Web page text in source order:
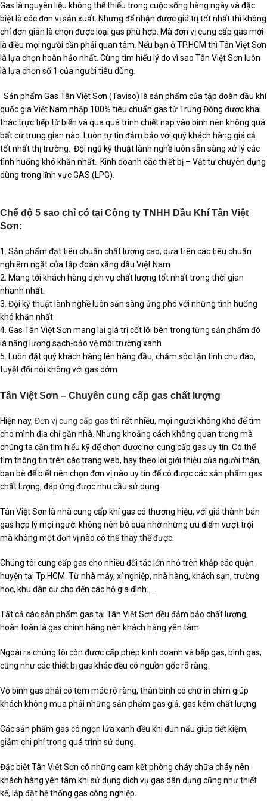
Gas là nguyên liệu không thể thiếu trong cuộc sống hàng ngày và đặc
biệt là các đơn vị sản xuất. Nhưng để nhận được giá trị tốt nhất thì không
chỉ đơn giản là chọn được loại gas phù hợp. Mà đơn vị cung cấp gas mới
là điều mọi người cần phải quan tâm. Nếu bạn ở TP.HCM thì Tân Việt Sơn
là lựa chọn hoàn hảo nhất. Cùng tìm hiểu lý do vì sao Tân Việt Sơn luôn
là lựa chọn số 1 của người tiêu dùng.
Sản phẩm Gas Tân Việt Sơn (Taviso) là sản phẩm của tập đoàn dầu khí
quốc gia Việt Nam nhập 100% tiêu chuẩn gas từ Trung Đông được khai
thác trực tiếp từ biển và qua quá trình chiết nạp vào bình nên không quá
bất cứ trung gian nào. Luôn tự tin đảm bảo với quý khách hàng giá cả
tốt nhất thị trường. Đội ngũ kỹ thuật lành nghề luôn sẵn sàng xử lý các
tình huống khó khăn nhất. Kinh doanh các thiết bị – Vật tư chuyên dụng
dùng trong lĩnh vực GAS (LPG).
Chế độ 5 sao chỉ có tại Công ty TNHH Dầu Khí Tân Việt
Sơn:
1. Sản phẩm đạt tiêu chuẩn chất lượng cao, dựa trên các tiêu chuẩn
nghiêm ngặt của tập đoàn xăng dầu Việt Nam
2. Mang tới khách hàng dịch vụ chất lượng tốt nhất trong thời gian
nhanh nhất.
3. Đội kỹ thuật lành nghề luôn sẵn sàng ứng phó với những tình huống
khó khăn nhất
4. Gas Tân Việt Sơn mang lại giá trị cốt lõi bên trong từng sản phẩm đó
là năng lượng sạch-bảo vệ môi trường xanh
5. Luôn đặt quý khách hàng lên hàng đầu, chăm sóc tận tình chu đáo,
tuyệt đối nói không với gas dởm
Tân Việt Sơn – Chuyên cung cấp gas chất lượng
Hiện nay, Đơn vị cung cấp gas thì rất nhiều, mọi người không khó để tìm
cho mình địa chỉ gần nhà. Nhưng khoảng cách không quan trọng mà
chúng ta cần tìm hiểu kỹ để chọn được nơi cung cấp gas uy tín. Có thể
tìm thông tin trên các trang web, hay theo lời giới thiệu của người thân,
bạn bè để biết nên chọn đơn vị nào uy tín để có được các sản phẩm gas
chất lượng, đáp ứng được nhu cầu sử dụng.
Tân Việt Sơn là nhà cung cấp khí gas có thương hiệu, với giá thành bán
gas hợp lý mọi người không nên bỏ qua nhờ những ưu điểm vượt trội
mà không một đơn vị nào có thể thay thế được.
Chúng tôi cung cấp gas cho nhiều đối tác lớn nhỏ trên khắp các quận
huyện tại Tp.HCM. Từ nhà máy, xí nghiệp, nhà hàng, khách sạn, trường
học, khu dân cư cho đến các hộ gia đình….
Tất cả các sản phẩm gas tại Tân Việt Sơn đều đảm bảo chất lượng,
hoàn toàn là gas chính hãng nên khách hàng yên tâm.
Ngoài ra chúng tôi còn được cấp phép kinh doanh và bếp gas, bình gas,
cũng như các thiết bị gas khác đều có nguồn gốc rõ ràng.
Vỏ bình gas phải có tem mác rõ ràng, thân bình có chữ in chìm giúp
khách không mua phải những sản phẩm gas giả, gas kém chất lượng.
Các sản phẩm gas có ngọn lửa xanh đều khi đun nấu giúp tiết kiệm,
giảm chi phí trong quá trình sử dụng.
Đặc biệt Tân Việt Sơn có những cam kết phòng cháy chữa cháy nên
khách hàng yên tâm khi sử dụng dịch vụ gas dân dụng cũng như thiết
kế, lắp đặt hệ thống gas công nghiệp.